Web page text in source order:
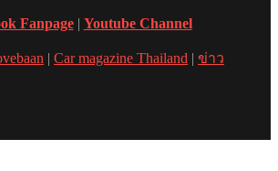
Fanpage| Youtube Channel
| Car magazine Thailand | ข่าว